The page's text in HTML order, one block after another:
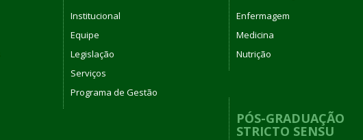
Institucional
Equipe
Legislação
Serviços
Programa de Gestão
Enfermagem
Medicina
Nutrição
PÓS-GRADUAÇÃO
STRICTO SENSU